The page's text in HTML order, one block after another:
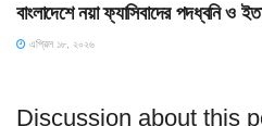
বাংলাদেশে নয়া ফ্যাসিবাদের পদধ্বনি ও
এপ্রিল ১৮, ২০২৬
Discussion about this